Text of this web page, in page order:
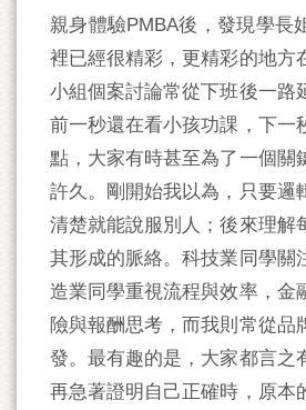
親身體驗PMBA後，發現學長
裡已經很精彩，更精彩的地方
小組個案討論常從下班後一路
前一秒還在看小孩功課，下一
點，大家有時甚至為了一個關
許久。剛開始我以為，只要邏
清楚就能說服別人；後來理解
其形成的脈絡。科技業同學關
造業同學重視流程與效率，金
險與報酬思考，而我則常從品
發。最有趣的是，大家都言之
再急著證明自己正確時，原本